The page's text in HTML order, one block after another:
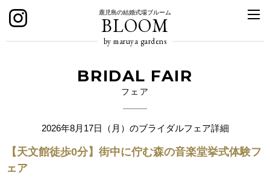
鹿児島の結婚式場ブルーム
BLOOM
by maruya gardens
BRIDAL FAIR
フェア
2026年8月17日（月）のブライダルフェア詳細
【天文館徒歩0分】街中に佇む森の音楽堂挙式体験フ
ェア